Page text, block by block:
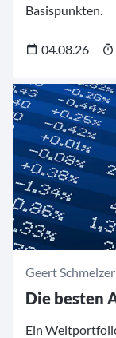
Basispunkten.
04.08.26
Geert Schmelzer
Die besten
Ein